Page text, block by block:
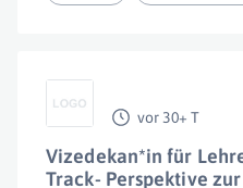
vor 30+ T
Vizedekan*in für
Track- Perspektive